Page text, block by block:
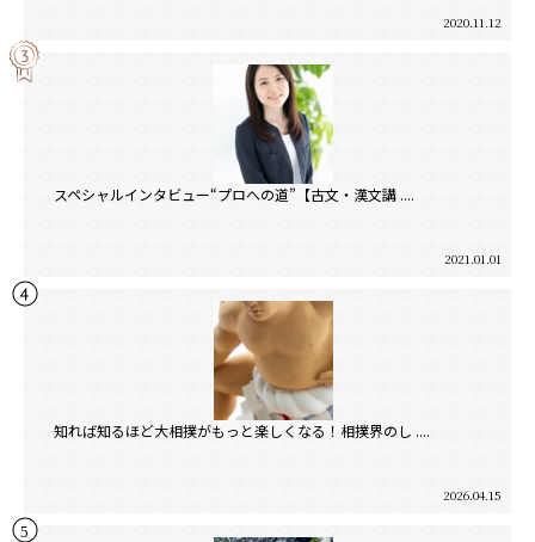
2020.11.12
スペシャルインタビュー“プロへの道”【古文・漢文講 ....
2021.01.01
知れば知るほど大相撲がもっと楽しくなる！相撲界のし ....
2026.04.15